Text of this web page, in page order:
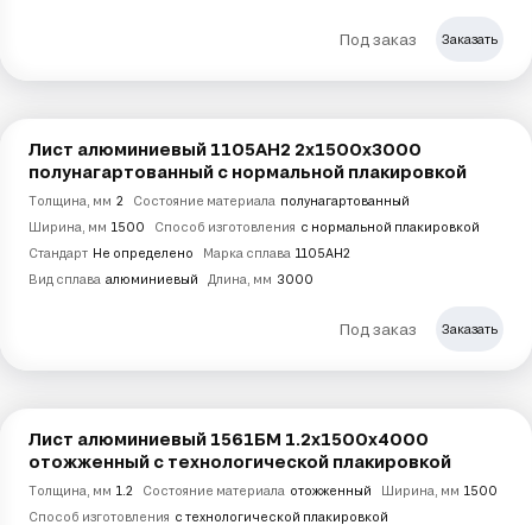
Под заказ Заказать
Лист алюминиевый 1105АН2 2х1500х3000
полунагартованный с нормальной плакировкой
Толщина, мм 2 Состояние материала полунагартованный
Ширина, мм 1500 Способ изготовления с нормальной плакировкой
Стандарт Не определено Марка сплава 1105АН2
Вид сплава алюминиевый Длина, мм 3000
Под заказ Заказать
Лист алюминиевый 1561БМ 1.2х1500х4000
отожженный с технологической плакировкой
Толщина, мм 1.2 Состояние материала отожженный Ширина, мм 1500
Способ изготовления с технологической плакировкой